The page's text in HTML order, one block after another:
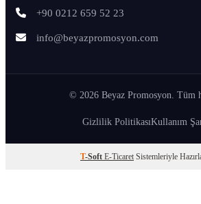
+90 0212 659 52 23
info@beyazpromosyon.com
© 2026 Beyaz Promosyon. Tüm
Gizlilik PolitikasıKullanım
T-Soft E-Ticaret Sistemleriyle